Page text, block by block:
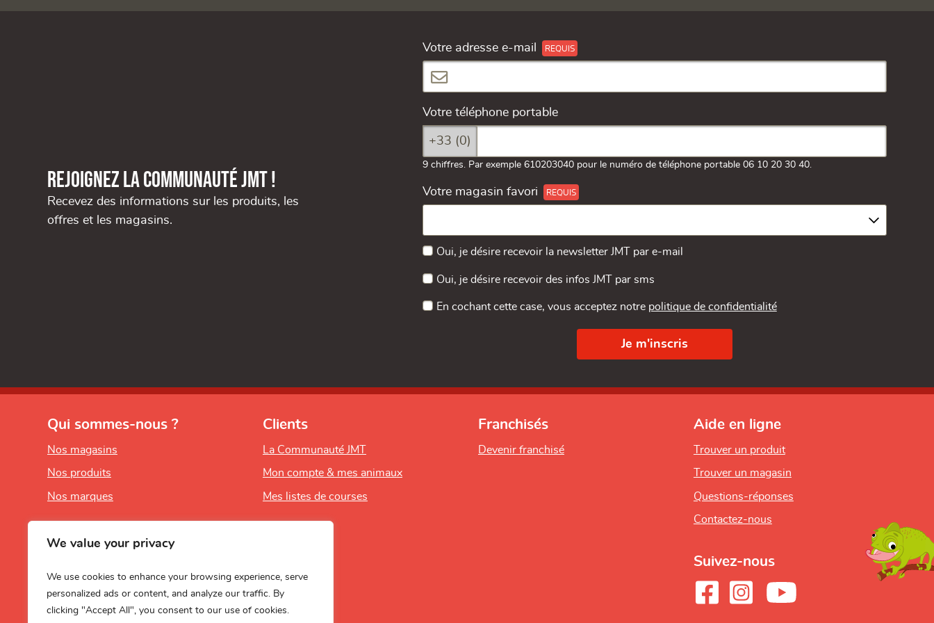
We value your privacy
We use cookies to enhance your browsing experience, serve
personalized ads or content, and analyze our traffic. By
clicking "Accept All", you consent to our use of cookies.
Rejoignez la communauté JMT !
Recevez des informations sur les produits, les
offres et les magasins.
Votre adresse e-mail
Votre téléphone portable
+33 (0)
9 chiffres. Par exemple 610203040 pour le numéro de téléphone portable 06 10 20 30 40.
Votre magasin favori
Oui, je désire recevoir la newsletter JMT par e-mail
Oui, je désire recevoir des infos JMT par sms
En cochant cette case, vous acceptez notre politique de confidentialité
Qui sommes-nous ?
Nos magasins
Nos produits
Nos marques
Clients
La Communauté JMT
Mon compte & mes animaux
Mes listes de courses
Franchisés
Devenir franchisé
Aide en ligne
Trouver un produit
Trouver un magasin
Questions-réponses
Contactez-nous
Suivez-nous